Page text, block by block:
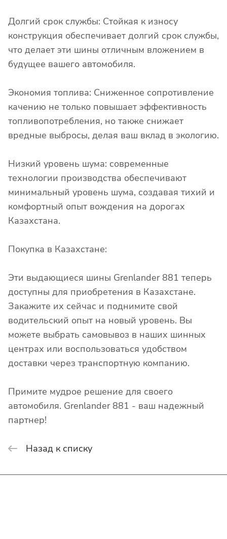
Долгий срок службы: Стойкая к износу
конструкция обеспечивает долгий срок службы,
что делает эти шины отличным вложением в
будущее вашего автомобиля.
Экономия топлива: Сниженное сопротивление
качению не только повышает эффективность
топливопотребления, но также снижает
вредные выбросы, делая ваш вклад в экологию.
Низкий уровень шума: современные
технологии производства обеспечивают
минимальный уровень шума, создавая тихий и
комфортный опыт вождения на дорогах
Казахстана.
Покупка в Казахстане:
Эти выдающиеся шины Grenlander 881 теперь
доступны для приобретения в Казахстане.
Закажите их сейчас и поднимите свой
водительский опыт на новый уровень. Вы
можете выбрать самовывоз в наших шинных
центрах или воспользоваться удобством
доставки через транспортную компанию.
Примите мудрое решение для своего
автомобиля. Grenlander 881 - ваш надежный
партнер!
Назад к списку